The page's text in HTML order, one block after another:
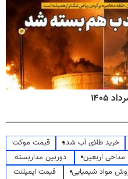
خرید طلای آب شده
قیمت موکت
مداحی اربعین
دوربین مداربسته
مواد شیمیایی
قیمت ایمپلنت